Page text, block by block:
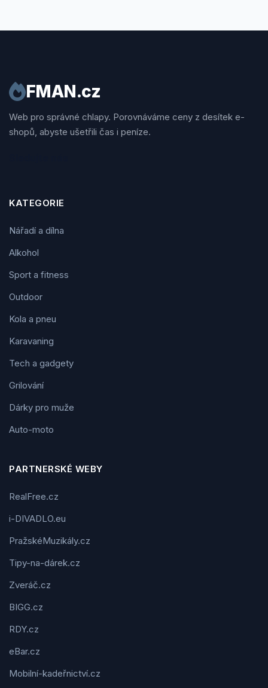
FMAN.cz
Web pro správné chlapy. Porovnáváme ceny z desítek e-
shopů, abyste ušetřili čas i peníze.
KATEGORIE
Nářadí a dílna
Alkohol
Sport a fitness
Outdoor
Kola a pneu
Karavaning
Tech a gadgety
Grilování
Dárky pro muže
Auto-moto
PARTNERSKÉ WEBY
RealFree.cz
i-DIVADLO.eu
PražskéMuzikály.cz
Tipy-na-dárek.cz
Zveráč.cz
BIGG.cz
RDY.cz
eBar.cz
Mobilní-kadeřnictví.cz